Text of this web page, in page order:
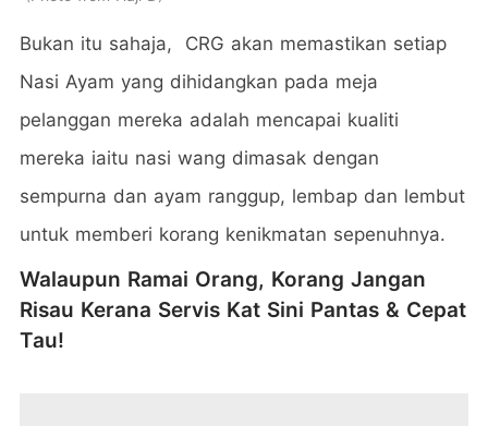
Bukan itu sahaja, CRG akan memastikan setiap
Nasi Ayam yang dihidangkan pada meja
pelanggan mereka adalah mencapai kualiti
mereka iaitu nasi wang dimasak dengan
sempurna dan ayam ranggup, lembap dan lembut
untuk memberi korang kenikmatan sepenuhnya.
Walaupun Ramai Orang, Korang Jangan
Risau Kerana Servis Kat Sini Pantas & Cepat
Tau!